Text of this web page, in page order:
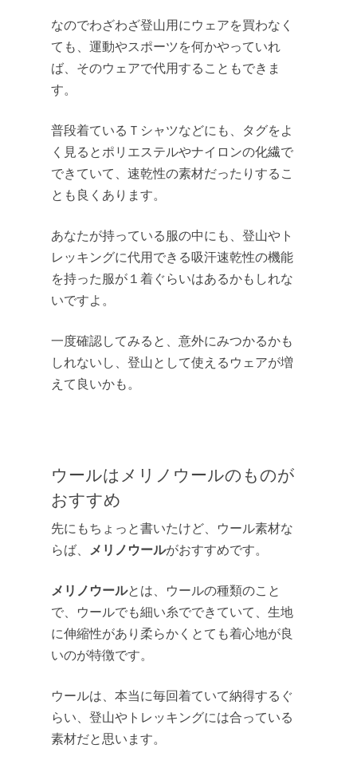
なのでわざわざ登山用にウェアを買わなく
ても、運動やスポーツを何かやっていれ
ば、そのウェアで代用することもできま
す。
普段着ているＴシャツなどにも、タグをよ
く見るとポリエステルやナイロンの化繊で
できていて、速乾性の素材だったりするこ
とも良くあります。
あなたが持っている服の中にも、登山やト
レッキングに代用できる吸汗速乾性の機能
を持った服が１着ぐらいはあるかもしれな
いですよ。
一度確認してみると、意外にみつかるかも
しれないし、登山として使えるウェアが増
えて良いかも。
ウールはメリノウールのものが
おすすめ
先にもちょっと書いたけど、ウール素材な
らば、
メリノウールがおすすめです。
メリノウールとは、ウールの種類のこと
で、ウールでも細い糸でできていて、生地
に伸縮性があり柔らかくとても着心地が良
いのが特徴です。
ウールは、本当に毎回着ていて納得するぐ
らい、登山やトレッキングには合っている
素材だと思います。